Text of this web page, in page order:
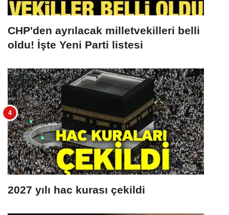
CHP'den ayrılacak milletvekilleri belli
oldu! İşte Yeni Parti listesi
2027 yılı hac kurası çekildi